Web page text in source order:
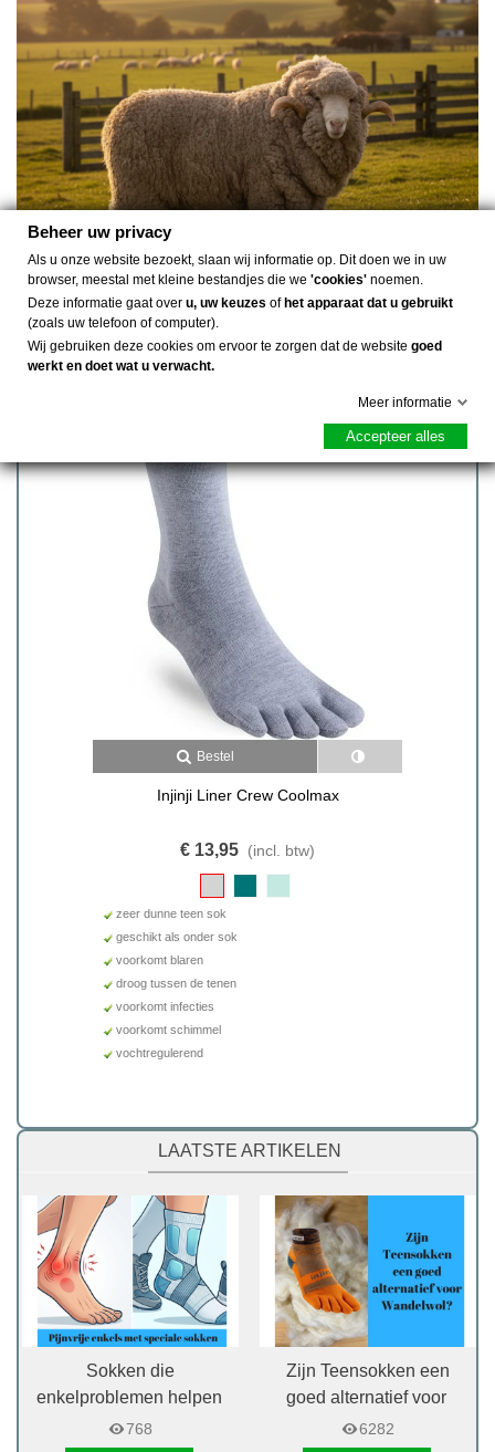
MEEST VERKOCHT
Bestel
Injinji Liner Crew Coolmax
€ 13,95 (incl. btw)
zeer dunne teen sok
geschikt als onder sok
voorkomt blaren
droog tussen de tenen
voorkomt infecties
voorkomt schimmel
vochtregulerend
LAATSTE ARTIKELEN
Sokken die
enkelproblemen helpen
voorkomen
768
Zijn Teensokken een
goed alternatief voor
Wandelwol?
6282
Beheer uw privacy
Als u onze website bezoekt, slaan wij informatie op. Dit doen we in uw
browser, meestal met kleine bestandjes die we 'cookies' noemen.
Deze informatie gaat over u, uw keuzes ofhet apparaat dat u gebruikt
(zoals uw telefoon of computer).
Wij gebruiken deze cookies om ervoor te zorgen dat de website goed
werkt en doet wat u verwacht.
Meer informatie
Accepteer alles